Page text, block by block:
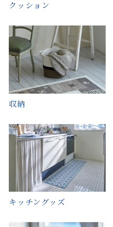
クッション
収納
キッチングッズ